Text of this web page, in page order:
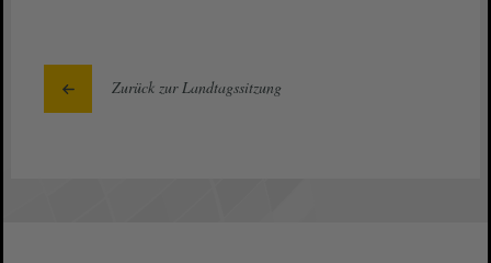
Zurück zur Landtagssitzung